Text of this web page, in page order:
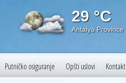
29 °C
Antalya Province
Putničko osiguranje Opšti uslovi Kontakt